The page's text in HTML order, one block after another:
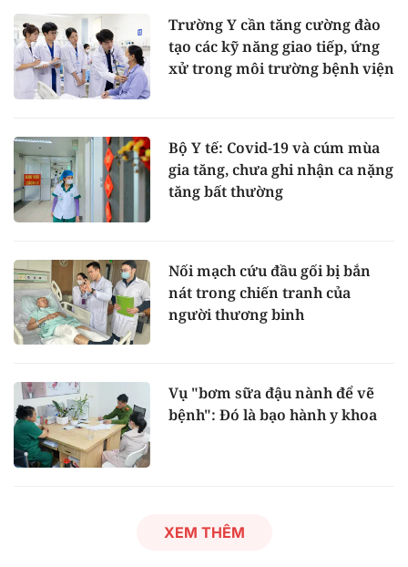
Trường Y cần tăng cường đào
tạo các kỹ năng giao tiếp, ứng
xử trong môi trường bệnh viện
Bộ Y tế: Covid-19 và cúm mùa
gia tăng, chưa ghi nhận ca nặng
tăng bất thường
Nối mạch cứu đầu gối bị bắn
nát trong chiến tranh của
người thương binh
Vụ "bơm sữa đậu nành để vẽ
bệnh": Đó là bạo hành y khoa
XEM THÊM